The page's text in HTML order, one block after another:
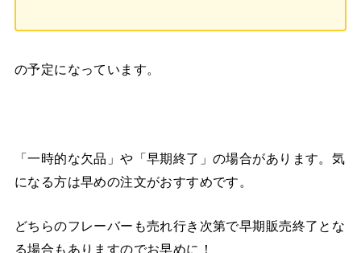
の予定になっています。
「一時的な欠品」や「早期終了」の場合があります。気
になる方は早めの注文がおすすめです。
どちらのフレーバーも売れ行き次第で早期販売終了とな
る場合もありますのでお早めに！